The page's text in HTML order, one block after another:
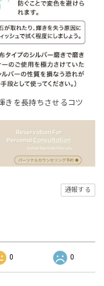
きを長持ちさせるコツ
通報する
0 0